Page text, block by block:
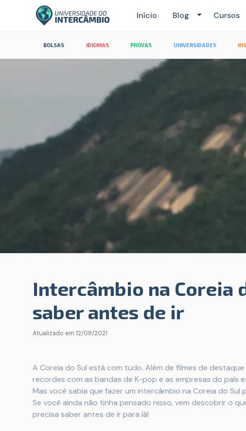
Início Blog Cursos
BOLSAS IDIOMAS PROVAS UNIVERSIDADES
Intercâmbio na Coreia
saber antes de ir
Atualizado em 12/08/2021
A Coreia do Sul está com tudo. Além de filmes de
recordes com as bandas de K-pop e as empresas do país
Mas você sabia que fazer um intercâmbio na Coreia do
Se você ainda não tinha pensado nisso, vem descobrir o
precisa saber antes de ir para lá!